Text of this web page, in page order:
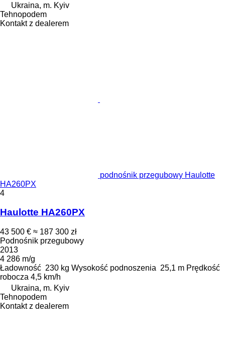
Ukraina, m. Kyiv
Tehnopodem
Kontakt z dealerem
podnośnik przegubowy Haulotte
HA260PX
4
Haulotte HA260PX
43 500 € ≈ 187 300 zł
Podnośnik przegubowy
2013
4 286 m/g
Ładowność 230 kg Wysokość podnoszenia 25,1 m Prędkość
robocza 4,5 km/h
Ukraina, m. Kyiv
Tehnopodem
Kontakt z dealerem